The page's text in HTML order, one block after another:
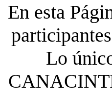
En esta
Lo